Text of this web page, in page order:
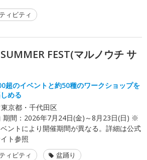
ィビティ
FEST(マルノウチ サ
超のイベントと約50種のワークショップを
める
東京都・千代田区
期間： 2026年7月24日(金)～8月23日(日) ※
ントにより開催期間が異なる。詳細は公式
ト参照
ィビティ 盆踊り